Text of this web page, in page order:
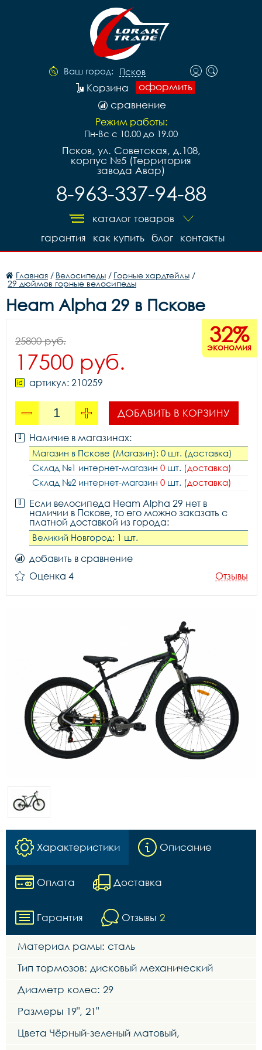
Ваш город: Псков
оформить
Корзина
сравнение
Режим работы:
Пн-Вс с 10.00 до 19.00
Псков, ул. Советская, д.108,
корпус №5 (Территория
завода Авар)
8-963-337-94-88
каталог товаров
контакты
блог
как купить
гарантия
Главная / Велосипеды / Горные хардтейлы /
29 дюймов горные велосипеды
Heam Alpha 29 в Пскове
32%
экономия
25800 руб.
17500 руб.
артикул: 210259
ДОБАВИТЬ В КОРЗИНУ
Наличие в магазинах:
Магазин в Пскове (Магазин): 0 шт. (доставка)
Склад №1 интернет-магазин 0 шт. (доставка)
Склад №2 интернет-магазин 0 шт. (доставка)
Если велосипеда Heam Alpha 29 нет в
наличии в Пскове, то его можно заказать с
платной доставкой из города:
Великий Новгород: 1 шт.
добавить в сравнение
Оценка 4
Отзывы
Характеристики Описание
Оплата Доставка
Гарантия Отзывы 2
Материал рамы: сталь
Тип тормозов: дисковый механический
Диаметр колес: 29
Размеры 19", 21"
Цвета Чёрный-зеленый матовый,